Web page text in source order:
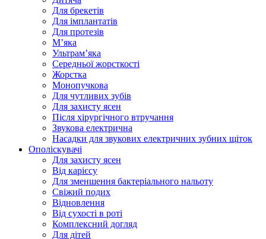
Для брекетів
Для імплантатів
Для протезів
Мʼяка
Ультрамʼяка
Середньої жорсткості
Жорстка
Монопучкова
Для чутливих зубів
Для захисту ясен
Після хірургічного втручання
Звукова електрична
Насадки для звукових електричних зубних щіток
Ополіскувачі
Для захисту ясен
Від карієсу
Для зменшення бактеріального нальоту
Свіжий подих
Відновлення
Від сухості в роті
Комплексний догляд
Для дітей